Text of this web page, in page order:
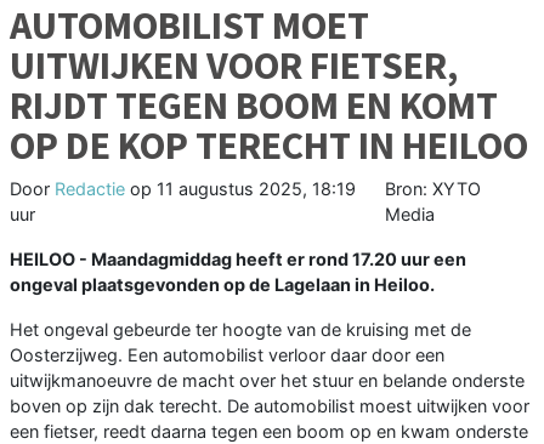
AUTOMOBILIST MOET
UITWIJKEN VOOR FIETSER,
RIJDT TEGEN BOOM EN KOMT
OP DE KOP TERECHT IN HEILOO
Door Redactie op 11 augustus 2025, 18:19
uur
Bron: XYTO
Media
HEILOO - Maandagmiddag heeft er rond 17.20 uur een
ongeval plaatsgevonden op de Lagelaan in Heiloo.
Het ongeval gebeurde ter hoogte van de kruising met de
Oosterzijweg. Een automobilist verloor daar door een
uitwijkmanoeuvre de macht over het stuur en belande onderste
boven op zijn dak terecht. De automobilist moest uitwijken voor
een fietser, reedt daarna tegen een boom op en kwam onderste